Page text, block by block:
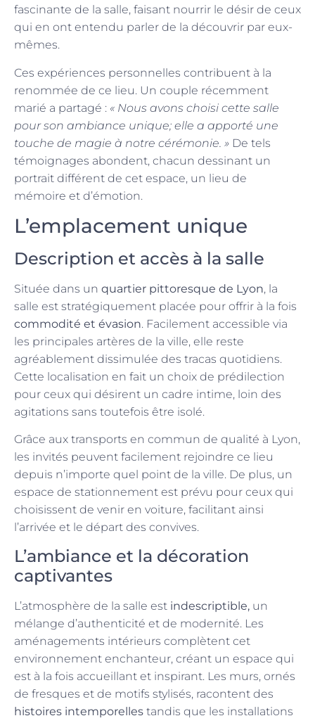
fascinante de la salle, faisant nourrir le désir de ceux
qui en ont entendu parler de la découvrir par eux-
mêmes.
Ces expériences personnelles contribuent à la
renommée de ce lieu. Un couple récemment
marié a partagé : « Nous avons choisi cette salle
pour son ambiance unique; elle a apporté une
touche de magie à notre cérémonie. » De tels
témoignages abondent, chacun dessinant un
portrait différent de cet espace, un lieu de
mémoire et d’émotion.
L’emplacement unique
Description et accès à la salle
Située dans un quartier pittoresque de Lyon, la
salle est stratégiquement placée pour offrir à la fois
commodité et évasion. Facilement accessible via
les principales artères de la ville, elle reste
agréablement dissimulée des tracas quotidiens.
Cette localisation en fait un choix de prédilection
pour ceux qui désirent un cadre intime, loin des
agitations sans toutefois être isolé.
Grâce aux transports en commun de qualité à Lyon,
les invités peuvent facilement rejoindre ce lieu
depuis n’importe quel point de la ville. De plus, un
espace de stationnement est prévu pour ceux qui
choisissent de venir en voiture, facilitant ainsi
l’arrivée et le départ des convives.
L’ambiance et la décoration
captivantes
L’atmosphère de la salle est indescriptible, un
mélange d’authenticité et de modernité. Les
aménagements intérieurs complètent cet
environnement enchanteur, créant un espace qui
est à la fois accueillant et inspirant. Les murs, ornés
de fresques et de motifs stylisés, racontent des
histoires intemporelles tandis que les installations